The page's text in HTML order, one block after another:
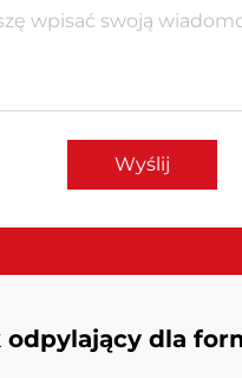
Wyślij
odpylający dla